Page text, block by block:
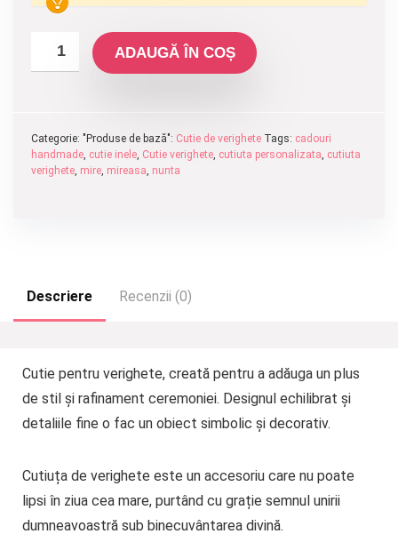
ADAUGĂ ÎN COȘ
Categorie: "Produse de bază": Cutie de verighete Tags: cadouri
handmade cutie inele Cutie verighete cutiuta personalizata cutiuta
verighete mire mireasa nunta
Descriere Recenzii (0)
Cutie pentru verighete, creată pentru a adăuga un plus
de stil și rafinament ceremoniei. Designul echilibrat și
detaliile fine o fac un obiect simbolic și decorativ.
Cutiuța de verighete este un accesoriu care nu poate
lipsi în ziua cea mare, purtând cu grație semnul unirii
dumneavoastră sub binecuvântarea divină.